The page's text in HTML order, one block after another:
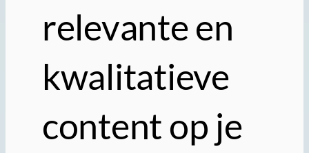
relevante en
kwalitatieve
content op je